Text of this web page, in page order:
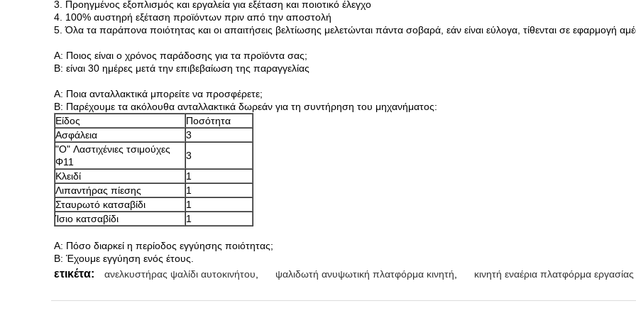
3. Προηγμένος εξοπλισμός και εργαλεία για εξέταση και ποιοτικό έλεγχο
4. 100% αυστηρή εξέταση προϊόντων πριν από την αποστολή
5. Όλα τα παράπονα ποιότητας και οι απαιτήσεις βελτίωσης μελετώνται πάντα σοβαρά, εάν είναι εύλογα, τίθενται σε εφαρμογή
Α: Ποιος είναι ο χρόνος παράδοσης για τα προϊόντα σας;
Β: είναι 30 ημέρες μετά την επιβεβαίωση της παραγγελίας
Α: Ποια ανταλλακτικά μπορείτε να προσφέρετε;
Β: Παρέχουμε τα ακόλουθα ανταλλακτικά δωρεάν για τη συντήρηση του μηχανήματος:
Είδος
Ποσότητα
Ασφάλεια
3
"O" Λαστιχένιες τσιμούχες
Φ11
3
Κλειδί
1
Λιπαντήρας πίεσης
1
Σταυρωτό κατσαβίδι
1
Ίσιο κατσαβίδι
1
Α: Πόσο διαρκεί η περίοδος εγγύησης ποιότητας;
Β: Έχουμε εγγύηση ενός έτους.
ετικέτα: ανελκυστήρας ψαλίδι αυτοκινήτου ψαλιδωτή ανυψωτική πλατφόρμα κινητή κινητή εναέρια πλατφόρμα εργασίας